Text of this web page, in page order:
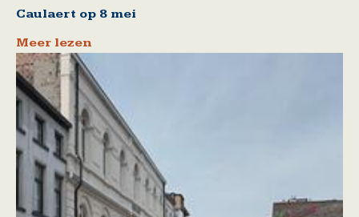
Caulaert op 8 mei
Meer lezen